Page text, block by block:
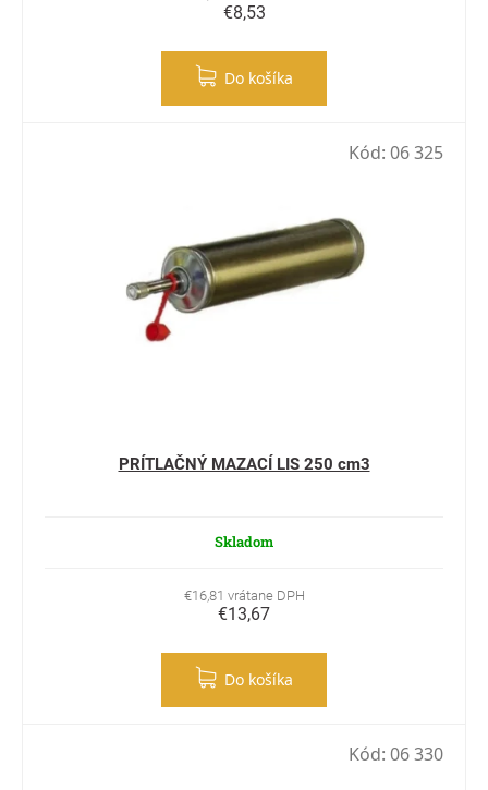
€8,53
Do košíka
PRÍTLAČNÝ MAZACÍ LIS 250 cm3
Skladom
€16,81 vrátane DPH
€13,67
Do košíka
Kód: 06 325
Kód: 06 330